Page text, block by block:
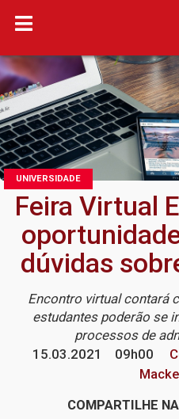
UNIVERSIDADE
Feira Virtual
dúvidas
Encontro virtual contará
estudantes poderão se
processos de
15.03.2021
09h00
COMPARTILHE